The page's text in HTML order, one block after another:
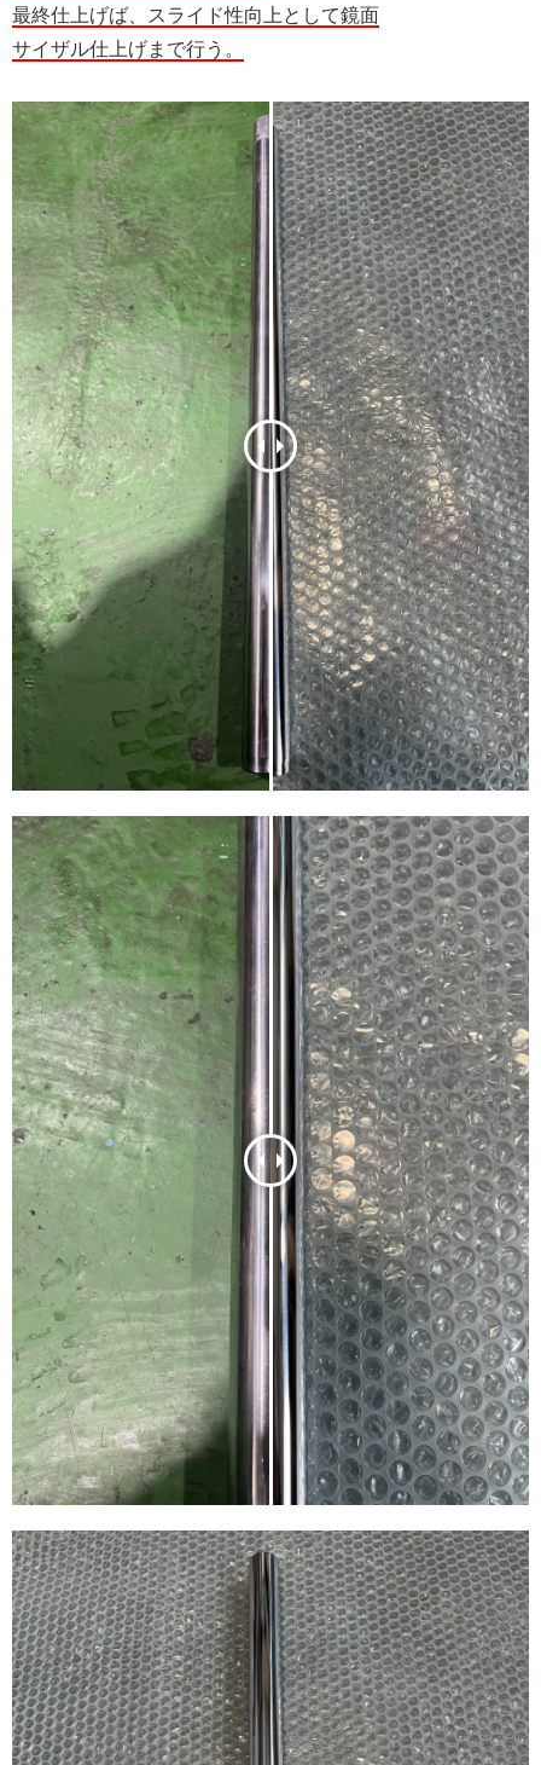
最終仕上げば、スライド性向上として鏡面
サイザル仕上げまで行う。